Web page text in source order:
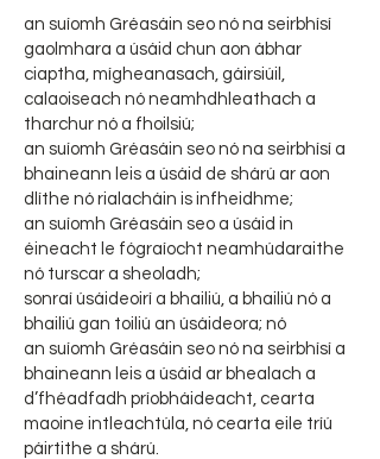
an suíomh Gréasáin seo nó na seirbhísí
gaolmhara a úsáid chun aon ábhar
ciaptha, mígheanasach, gáirsiúil,
calaoiseach nó neamhdhleathach a
tharchur nó a fhoilsiú;
an suíomh Gréasáin seo nó na seirbhísí a
bhaineann leis a úsáid de shárú ar aon
dlíthe nó rialacháin is infheidhme;
an suíomh Gréasáin seo a úsáid in
éineacht le fógraíocht neamhúdaraithe
nó turscar a sheoladh;
sonraí úsáideoirí a bhailiú, a bhailiú nó a
bhailiú gan toiliú an úsáideora; nó
an suíomh Gréasáin seo nó na seirbhísí a
bhaineann leis a úsáid ar bhealach a
d’fhéadfadh príobháideacht, cearta
maoine intleachtúla, nó cearta eile tríú
páirtithe a shárú.